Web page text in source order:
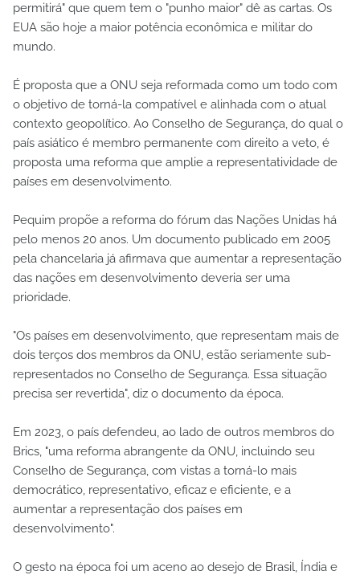
permitirá" que quem tem o "punho maior" dê as cartas. Os
EUA são hoje a maior potência econômica e militar do
mundo.
É proposta que a ONU seja reformada como um todo com
o objetivo de torná-la compatível e alinhada com o atual
contexto geopolítico. Ao Conselho de Segurança, do qual o
país asiático é membro permanente com direito a veto, é
proposta uma reforma que amplie a representatividade de
países em desenvolvimento.
Pequim propõe a reforma do fórum das Nações Unidas há
pelo menos 20 anos. Um documento publicado em 2005
pela chancelaria já afirmava que aumentar a representação
das nações em desenvolvimento deveria ser uma
prioridade.
"Os países em desenvolvimento, que representam mais de
dois terços dos membros da ONU, estão seriamente sub-
representados no Conselho de Segurança. Essa situação
precisa ser revertida", diz o documento da época.
Em 2023, o país defendeu, ao lado de outros membros do
Brics, "uma reforma abrangente da ONU, incluindo seu
Conselho de Segurança, com vistas a torná-lo mais
democrático, representativo, eficaz e eficiente, e a
aumentar a representação dos países em
desenvolvimento".
O gesto na época foi um aceno ao desejo de Brasil, Índia e